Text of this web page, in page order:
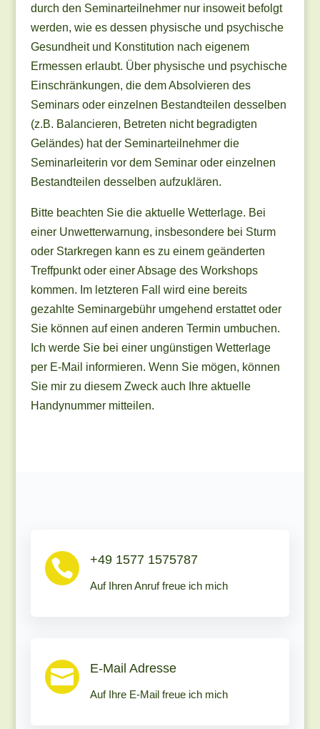
durch den Seminarteilnehmer nur insoweit befolgt
werden, wie es dessen physische und psychische
Gesundheit und Konstitution nach eigenem
Ermessen erlaubt. Über physische und psychische
Einschränkungen, die dem Absolvieren des
Seminars oder einzelnen Bestandteilen desselben
(z.B. Balancieren, Betreten nicht begradigten
Geländes) hat der Seminarteilnehmer die
Seminarleiterin vor dem Seminar oder einzelnen
Bestandteilen desselben aufzuklären.
Bitte beachten Sie die aktuelle Wetterlage. Bei
einer Unwetterwarnung, insbesondere bei Sturm
oder Starkregen kann es zu einem geänderten
Treffpunkt oder einer Absage des Workshops
kommen. Im letzteren Fall wird eine bereits
gezahlte Seminargebühr umgehend erstattet oder
Sie können auf einen anderen Termin umbuchen.
Ich werde Sie bei einer ungünstigen Wetterlage
per E-Mail informieren. Wenn Sie mögen, können
Sie mir zu diesem Zweck auch Ihre aktuelle
Handynummer mitteilen.
 +49 1577 1575787
Auf Ihren Anruf freue ich mich
 E-Mail Adresse
Auf Ihre E-Mail freue ich mich